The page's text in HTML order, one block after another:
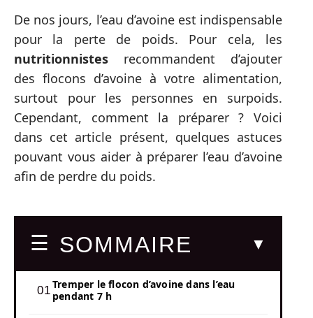
De nos jours, l’eau d’avoine est indispensable
pour la perte de poids. Pour cela, les
nutritionnistes recommandent d’ajouter
des flocons d’avoine à votre alimentation,
surtout pour les personnes en surpoids.
Cependant, comment la préparer ? Voici
dans cet article présent, quelques astuces
pouvant vous aider à préparer l’eau d’avoine
afin de perdre du poids.
SOMMAIRE
Tremper le flocon d’avoine dans l’eau
pendant 7 h